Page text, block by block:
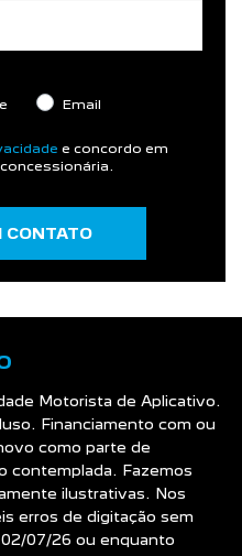
CONTATO
Motorista de Aplicativo.
como parte de
ilustrativas. Nos
erros de digitação sem
07/26 ou enquanto
condições.